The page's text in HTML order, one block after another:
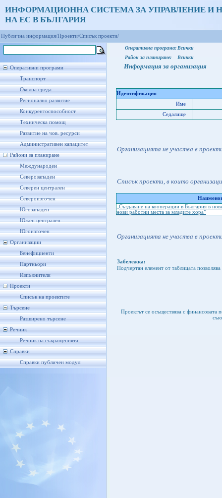
ИНФОРМАЦИОННА СИСТЕМА ЗА УПРАВЛЕНИЕ И
НА ЕС В БЪЛГАРИЯ
Публична информация/Проекти/Списък проекти/
Оперативни програми
Транспорт
Околна среда
Регионално развитие
Конкурентоспособност
Техническа помощ
Развитие на чов. ресурси
Административен капацитет
Райони за планиране
Международен
Северозападен
Северен централен
Североизточен
Югозападен
Южен централен
Югоизточен
Организации
Бенефициенти
Партньори
Изпълнители
Проекти
Списък на проектите
Търсене
Разширено търсене
Речник
Речник на съкращенията
Справки
Справки публичен модул
Оперативна програма: Всички
Район за планиране:
Всички
Информация за организация
Идентификация
Име
Седалище
Организацията не участва в
Списък проекти, в които
„Създаване на кооперации в България в
нови работни места за младите хора”
Организацията не участва в
Забележка:
Подчертан елемент от таблицата
Проектът се осъществява с финансовата